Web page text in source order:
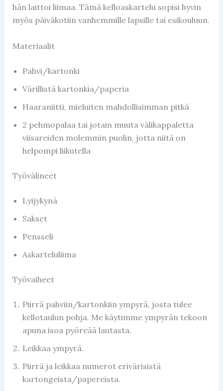
hän laittoi liimaa. Tämä kelloaskartelu sopisi hyvin
myös päiväkotiin vanhemmille lapsille tai esikouluun.
Materiaalit
Pahvi/kartonki
Värillistä kartonkia/paperia
Haaraniitti, mieluiten mahdollisimman pitkä
2 pehmopalaa tai jotain muuta välikappaletta
viisareiden molemmin puolin, jotta niitä on
helpompi liikutella
Työvälineet
Lyijykynä
Sakset
Pensseli
Askarteluliima
Työvaiheet
Piirrä pahviin/kartonkiin ympyrä, josta tulee
kellotaulun pohja. Me käytimme ympyrän tekoon
apuna isoa pyöreää lautasta.
Leikkaa ympyrä.
Piirrä ja leikkaa numerot erivärisistä
kartongeista/papereista.